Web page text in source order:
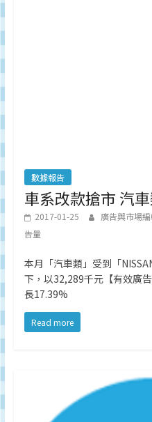
數據報告
車系改款搶市 汽
2017-01-25 廣告與市場
告量
本月「汽車類」受到「
下，以32,289千元【有效廣
長17.39%
Read more